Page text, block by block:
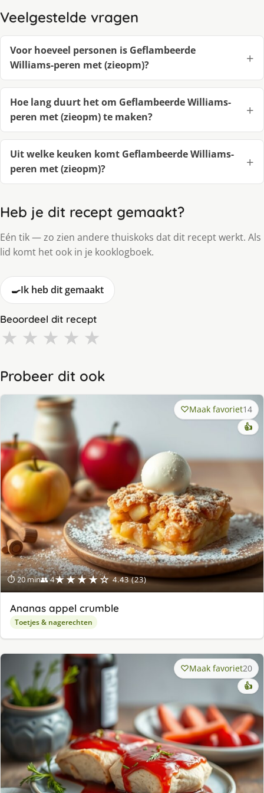
Veelgestelde vragen
Voor hoeveel personen is Geflambeerde
Williams-peren met (zieopm)?
Hoe lang duurt het om Geflambeerde Williams-
peren met (zieopm) te maken?
Uit welke keuken komt Geflambeerde Williams-
peren met (zieopm)?
Heb je dit recept gemaakt?
Eén tik — zo zien andere thuiskoks dat dit recept werkt. Als
lid komt het ook in je kooklogboek.
🍳Ik heb dit gemaakt
Beoordeel dit recept
★ ★ ★ ★ ★
Probeer dit ook
⏱ 20 min👥 4★★★★☆ 4.43 (23)
Maak favoriet14
👍
Ananas appel crumble
Toetjes & nagerechten
Maak favoriet20
👍